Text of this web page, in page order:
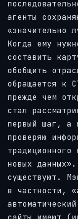
агенты
«значительно
Когда ему
составить
обобщить
обращается к
прежде чем
стал
первый шаг, а
проверяю
новых
существуют.
в частности,